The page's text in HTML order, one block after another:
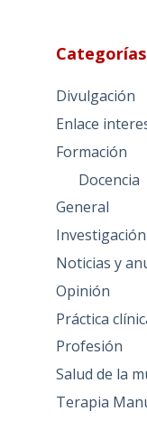
Categorías
Divulgación
Enlace
Formación
Docencia
General
Investigación
Noticias y
Opinión
Práctica
Profesión
Salud de la
Terapia